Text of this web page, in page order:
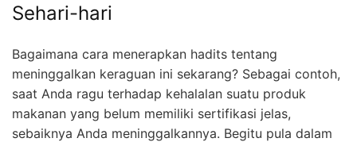
Sehari-hari
Bagaimana cara menerapkan hadits tentang
meninggalkan keraguan ini sekarang? Sebagai contoh,
saat Anda ragu terhadap kehalalan suatu produk
makanan yang belum memiliki sertifikasi jelas,
sebaiknya Anda meninggalkannya. Begitu pula dalam